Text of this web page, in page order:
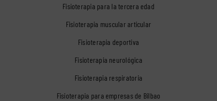
Fisioterapia para la tercera edad
Fisioterapia muscular articular
Fisioterapia deportiva
Fisioterapia neurológica
Fisioterapia respiratoria
Fisioterapia para empresas de Bilbao